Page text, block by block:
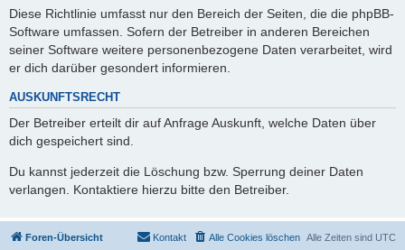
Diese Richtlinie umfasst nur den Bereich der Seiten, die die phpBB-
Software umfassen. Sofern der Betreiber in anderen Bereichen
seiner Software weitere personenbezogene Daten verarbeitet, wird
er dich darüber gesondert informieren.
AUSKUNFTSRECHT
Der Betreiber erteilt dir auf Anfrage Auskunft, welche Daten über
dich gespeichert sind.
Du kannst jederzeit die Löschung bzw. Sperrung deiner Daten
verlangen. Kontaktiere hierzu bitte den Betreiber.
Foren-Übersicht Alle Zeiten sind UTC
Alle Cookies löschen
Kontakt